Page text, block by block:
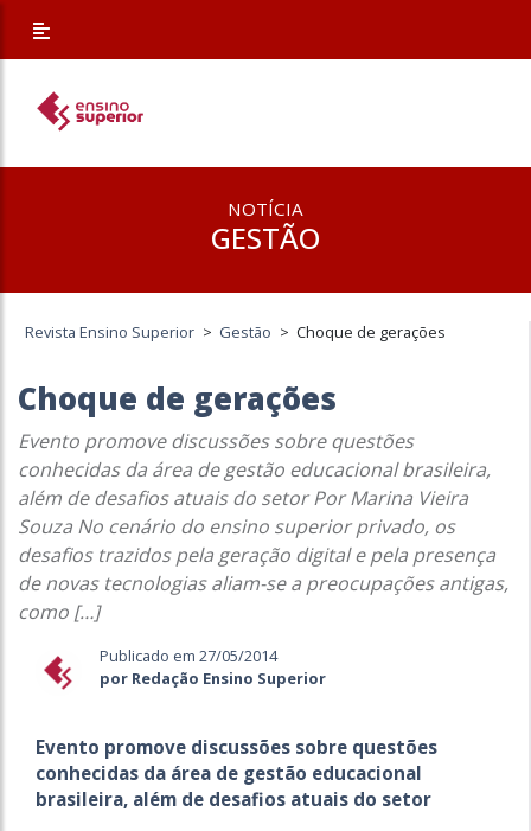
NOTÍCIA
GESTÃO
Revista Ensino Superior > Gestão > Choque de gerações
Choque de gerações
Evento promove discussões sobre questões
conhecidas da área de gestão educacional brasileira,
além de desafios atuais do setor Por Marina Vieira
Souza No cenário do ensino superior privado, os
desafios trazidos pela geração digital e pela presença
de novas tecnologias aliam-se a preocupações antigas,
como […]
Publicado em 27/05/2014
por Redação Ensino Superior
Evento promove discussões sobre questões
conhecidas da área de gestão educacional
brasileira, além de desafios atuais do setor